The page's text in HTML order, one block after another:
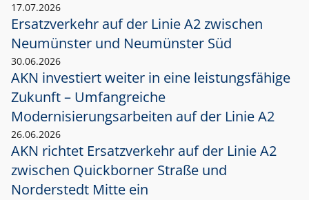
17.07.2026
Ersatzverkehr auf der Linie A2 zwischen
Neumünster und Neumünster Süd
30.06.2026
AKN investiert weiter in eine leistungsfähige
Zukunft – Umfangreiche
Modernisierungsarbeiten auf der Linie A2
26.06.2026
AKN richtet Ersatzverkehr auf der Linie A2
zwischen Quickborner Straße und
Norderstedt Mitte ein